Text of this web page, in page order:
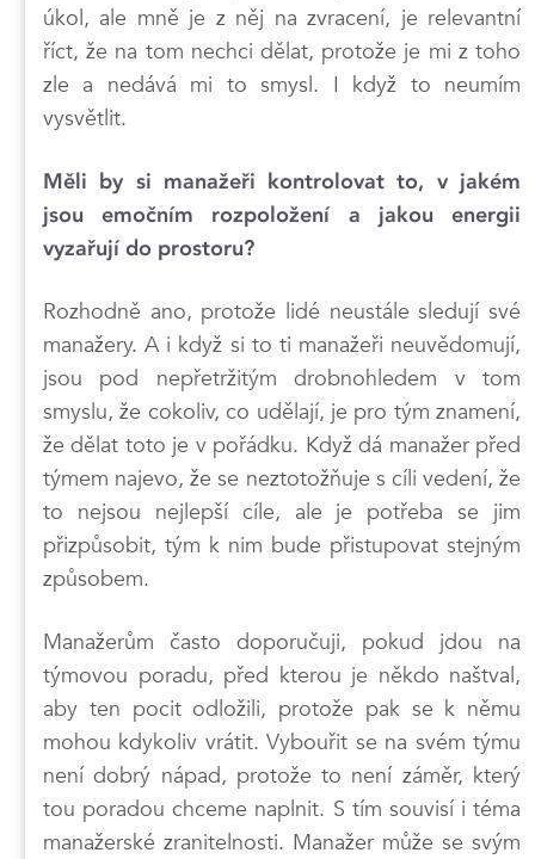
úkol, ale mně je z něj na zvracení, je relevantní
říct, že na tom nechci dělat, protože je mi z toho
zle a nedává mi to smysl. I když to neumím
vysvětlit.
Měli by si manažeři kontrolovat to, v jakém
jsou emočním rozpoložení a jakou energii
vyzařují do prostoru?
Rozhodně ano, protože lidé neustále sledují své
manažery. A i když si to ti manažeři neuvědomují,
jsou pod nepřetržitým drobnohledem v tom
smyslu, že cokoliv, co udělají, je pro tým znamení,
že dělat toto je v pořádku. Když dá manažer před
týmem najevo, že se neztotožňuje s cíli vedení, že
to nejsou nejlepší cíle, ale je potřeba se jim
přizpůsobit, tým k nim bude přistupovat stejným
způsobem.
Manažerům často doporučuji, pokud jdou na
týmovou poradu, před kterou je někdo naštval,
aby ten pocit odložili, protože pak se k němu
mohou kdykoliv vrátit. Vybouřit se na svém týmu
není dobrý nápad, protože to není záměr, který
tou poradou chceme naplnit. S tím souvisí i téma
manažerské zranitelnosti. Manažer může se svým